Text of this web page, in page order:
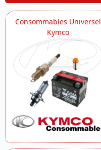
Consommables Universel
Kymco